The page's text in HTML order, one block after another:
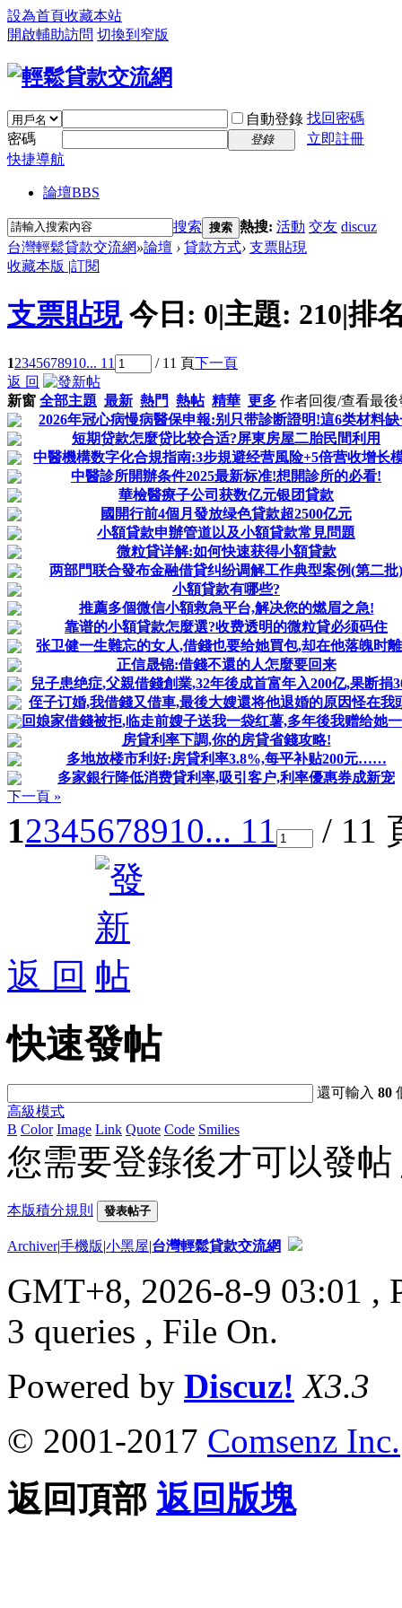
設為首頁收藏本站
開啟輔助訪問 切換到窄版
自動登錄 找回密碼
密碼
登錄
立即註冊
快捷導航
論壇BBS
搜索 搜索 熱搜: 活動 交友 discuz
台灣輕鬆貸款交流網»論壇 › 貸款方式› 支票貼現
收藏本版 |訂閱
支票貼現 今日: 0|主題: 210|排
12345678910... 11 / 11 頁下一頁
返 回
新窗 全部主題 最新 熱門 熱帖 精華 更多 作者回復/查看最後
2026年冠心病慢病醫保申報:别只带診断證明!這6类材料缺
短期贷款怎麼贷比较合适?屏東房屋二胎民間利用
中醫機構数字化合規指南:3步規避经营風险+5倍营收增长
中醫診所開辦条件2025最新标准!想開診所的必看!
華檢醫療子公司获数亿元银团貸款
國開行前4個月發放绿色貸款超2500亿元
小額貸款申辦管道以及小額貸款常見問題
微粒貸详解:如何快速获得小額貸款
两部門联合發布金融借貸纠纷调解工作典型案例(第二批)
小額貸款有哪些?
推薦多個微信小額救急平台,解决您的燃眉之急!
靠谱的小額貸款怎麼選?收费透明的微粒貸必须码住
张卫健一生難忘的女人,借錢也要给她買包,却在他落魄时
正信晟锦:借錢不還的人怎麼要回来
兒子患绝症,父親借錢創業,32年後成首富年入200亿,果断捐
侄子订婚,我借錢又借車,最後大嫂還将他退婚的原因怪在我
回娘家借錢被拒,临走前嫂子送我一袋红薯,多年後我赠给她
房貸利率下調,你的房貸省錢攻略!
多地放楼市利好:房貸利率3.8%,每平补贴200元……
多家銀行降低消费貸利率,吸引客户,利率優惠券成新宠
下一頁 »
12345678910... 11 / 11
返 回
快速發帖
還可輸入80
高級模式
B Color Image Link Quote Code Smilies
您需要登錄後才可以發帖
本版積分規則 發表帖子
Archiver|手機版|小黑屋|台灣輕鬆貸款交流網
GMT+8, 2026-8-9 03:01 ,
3 queries , File On.
Powered by Discuz! X3.3
© 2001-2017 Comsenz Inc.
返回頂部 返回版塊